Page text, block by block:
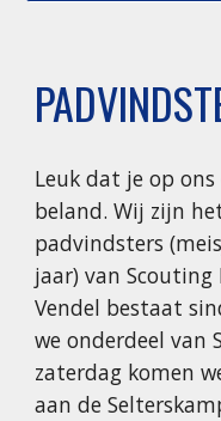
Leuk dat je op
beland. Wij zijn
padvindsters
jaar) van Scouting
Vendel bestaat
we onderdeel van
zaterdag komen
aan de